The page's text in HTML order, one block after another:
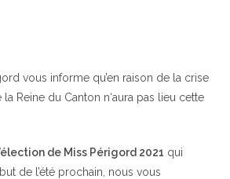
vous informe qu’en raison de la crise
la Reine du Canton n‘aura pas lieu cette
de Miss Périgord 2021 qui
de l’été prochain, nous vous